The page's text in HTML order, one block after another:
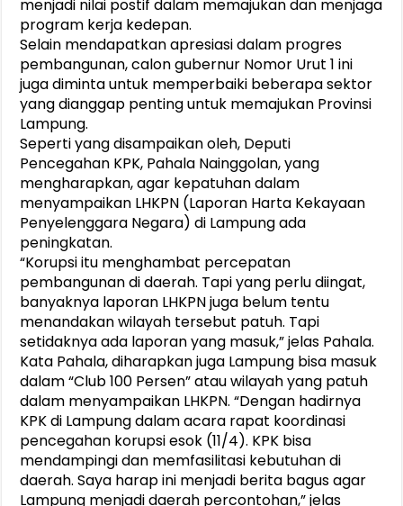
menjadi nilai postif dalam memajukan dan menjaga
program kerja kedepan.
Selain mendapatkan apresiasi dalam progres
pembangunan, calon gubernur Nomor Urut 1 ini
juga diminta untuk memperbaiki beberapa sektor
yang dianggap penting untuk memajukan Provinsi
Lampung.
Seperti yang disampaikan oleh, Deputi
Pencegahan KPK, Pahala Nainggolan, yang
mengharapkan, agar kepatuhan dalam
menyampaikan LHKPN (Laporan Harta Kekayaan
Penyelenggara Negara) di Lampung ada
peningkatan.
“Korupsi itu menghambat percepatan
pembangunan di daerah. Tapi yang perlu diingat,
banyaknya laporan LHKPN juga belum tentu
menandakan wilayah tersebut patuh. Tapi
setidaknya ada laporan yang masuk,” jelas Pahala.
Kata Pahala, diharapkan juga Lampung bisa masuk
dalam “Club 100 Persen” atau wilayah yang patuh
dalam menyampaikan LHKPN. “Dengan hadirnya
KPK di Lampung dalam acara rapat koordinasi
pencegahan korupsi esok (11/4). KPK bisa
mendampingi dan memfasilitasi kebutuhan di
daerah. Saya harap ini menjadi berita bagus agar
Lampung menjadi daerah percontohan,” jelas